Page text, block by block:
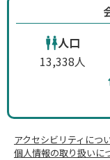
アクセシビリティにつ
個人情報の取り扱いに
人口
13,338人